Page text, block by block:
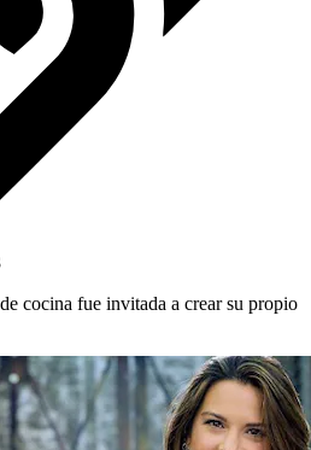
cocina fue invitada a crear su propio